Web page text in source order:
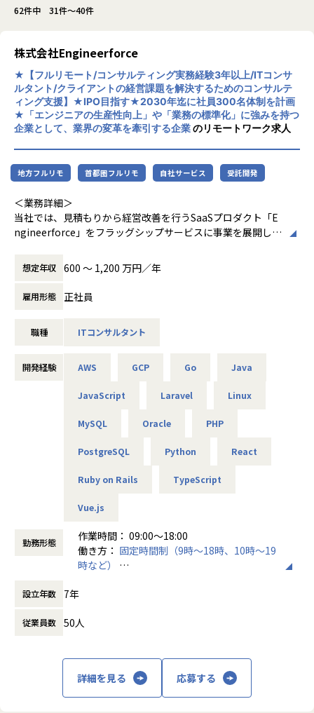
62件中 31件～40件
株式会社Engineerforce
★【フルリモート/コンサルティング実務経験3年以上/ITコンサ
ルタント/クライアントの経営課題を解決するためのコンサルテ
ィング⽀援】★IPO目指す★2030年迄に社員300名体制を計画
★「エンジニアの生産性向上」や「業務の標準化」に強みを持つ
企業として、業界の変革を牽引する企業のリモートワーク求人
地方フルリモ 首都圏フルリモ 自社サービス 受託開発
＜業務詳細＞
当社では、⾒積もりから経営改善を⾏うSaaSプロダクト「E
ngineerforce」をフラッグシップサービスに事業を展開して
トの課題解決をするため、「経営コンサルティング」の事業
を新た
に⽴ち上げました。
現在、案件のお引き合いが⾮常に多く、需要が供給を上回る
優秀な経営コンサルタントを採⽤し、クライアントの期待に
今回は、プロジェクトにアサインしクライアントの経営課題
ングサービスを⽬指します。
・経営戦略の策定：クライアントの経営陣と協⼒して、ビジ
略の策定を⾏います。
企業の業績を評価し、業績改善のための具体的な提案を開発
・プロジェクトマネジメント：経営改⾰プロジェクトをリー
担当します。
イアントに市場展望と競争戦略を提供します。
ケーションを通じて、問題解決と戦略の実⾏を⽀援します。
想定年収 600 〜 1,200 万円／年
雇用形態 正社員
職種 ITコンサルタント
開発経験 AWS GCP Go Java
JavaScript Laravel Linux
MySQL Oracle PHP
PostgreSQL Python React
Ruby on Rails TypeScript
Vue.js
勤務形態
作業時間： 09:00～18:00
働き方： 固定時間制（9時～18時、10時～19
時など）
休憩時間： 60分
設立年数 7年
従業員数 50人
詳細を見る 応募する